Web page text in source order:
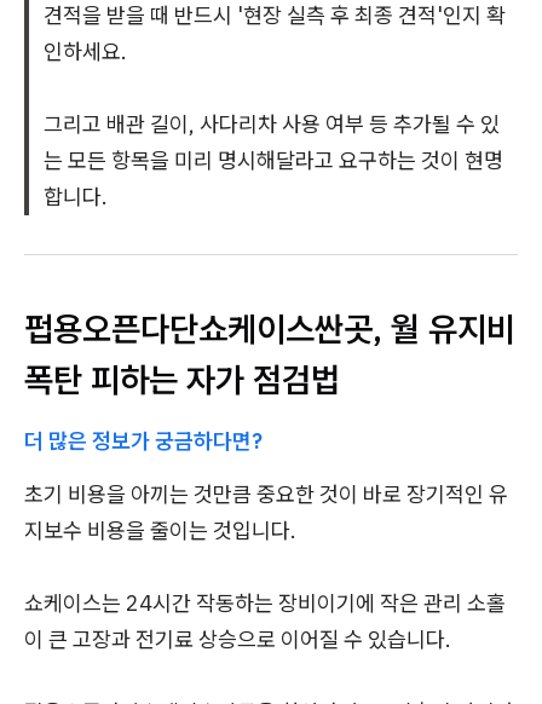
견적을 받을 때 반드시 '현장 실측 후 최종 견적'인지 확
인하세요.
그리고 배관 길이, 사다리차 사용 여부 등 추가될 수 있
는 모든 항목을 미리 명시해달라고 요구하는 것이 현명
합니다.
펍용오픈다단쇼케이스싼곳, 월 유지비
폭탄 피하는 자가 점검법
더 많은 정보가 궁금하다면?
초기 비용을 아끼는 것만큼 중요한 것이 바로 장기적인 유
지보수 비용을 줄이는 것입니다.
쇼케이스는 24시간 작동하는 장비이기에 작은 관리 소홀
이 큰 고장과 전기료 상승으로 이어질 수 있습니다.